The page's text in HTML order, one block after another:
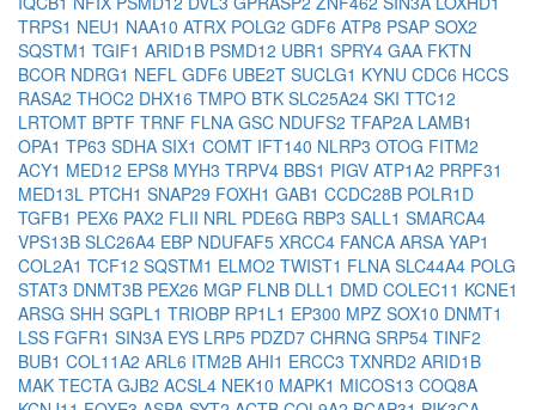
TRPS1 NEU1 NAA10 ATRX POLG2 GDF6 ATP8 PSAP SOX2
SQSTM1 TGIF1 ARID1B PSMD12 UBR1 SPRY4 GAA FKTN
BCOR NDRG1 NEFL GDF6 UBE2T SUCLG1 KYNU CDC6 HCCS
RASA2 THOC2 DHX16 TMPO BTK SLC25A24 SKI TTC12
LRTOMT BPTF TRNF FLNA GSC NDUFS2 TFAP2A LAMB1
OPA1 TP63 SDHA SIX1 COMT IFT140 NLRP3 OTOG FITM2
ACY1 MED12 EPS8 MYH3 TRPV4 BBS1 PIGV ATP1A2 PRPF31
MED13L PTCH1 SNAP29 FOXH1 GAB1 CCDC28B POLR1D
TGFB1 PEX6 PAX2 FLII NRL PDE6G RBP3 SALL1 SMARCA4
VPS13B SLC26A4 EBP NDUFAF5 XRCC4 FANCA ARSA YAP1
COL2A1 TCF12 SQSTM1 ELMO2 TWIST1 FLNA SLC44A4 POLG
STAT3 DNMT3B PEX26 MGP FLNB DLL1 DMD COLEC11 KCNE1
ARSG SHH SGPL1 TRIOBP RP1L1 EP300 MPZ SOX10 DNMT1
LSS FGFR1 SIN3A EYS LRP5 PDZD7 CHRNG SRP54 TINF2
BUB1 COL11A2 ARL6 ITM2B AHI1 ERCC3 TXNRD2 ARID1B
MAK TECTA GJB2 ACSL4 NEK10 MAPK1 MICOS13 COQ8A